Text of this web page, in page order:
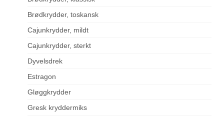
Brødkrydder, toskansk
Cajunkrydder, mildt
Cajunkrydder, sterkt
Dyvelsdrek
Estragon
Gløggkrydder
Gresk kryddermiks